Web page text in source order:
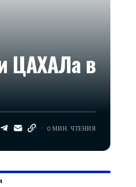
ЦАХАЛа в
0 МИН. ЧТЕНИЯ